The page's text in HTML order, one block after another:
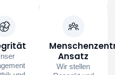
Ansatz
Wir stellen